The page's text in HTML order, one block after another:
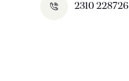
2310 228726